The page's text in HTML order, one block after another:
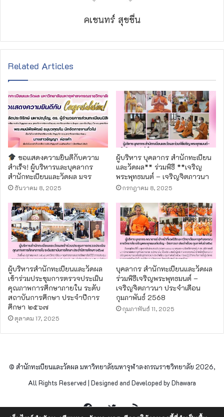
คเชนทร์ สุขชื่น
Related Articles
ขอแสดงความยินดีกับความ
สำเร็จ! ผู้บริหารและบุคลากร
สำนักทะเบียนและวัดผล มจร
ธันวาคม 8, 2025
ผู้บริหาร บุคลากร สำนักทะเบียน
และวัดผล** ร่วมพิธี **เจริญ
พระพุทธมนต์ – เจริญจิตภาวนา
กรกฎาคม 8, 2025
ผู้บริหารสำนักทะเบียนและวัดผล
เข้าร่วมประชุมการตรวจประเมิน
คุณภาพการศึกษาภายใน ระดับ
สถาบันการศึกษา ประจำปีการ
ศึกษา ๒๕๖๗
ตุลาคม 17, 2025
บุคลากร สำนักทะเบียนและวัดผล
ร่วมพิธีเจริญพระพุทธมนต์ –
เจริญจิตภาวนา ประจำเดือน
กุมภาพันธ์ 2568
กุมภาพันธ์ 11, 2025
© สำนักทะเบียนและวัดผล มหาวิทยาลัยมหาจุฬาลงกรณราชวิทยาลัย 2026,
All Rights Reserved | Designed and Developed by Dhawara
FacebookTwitterRSS